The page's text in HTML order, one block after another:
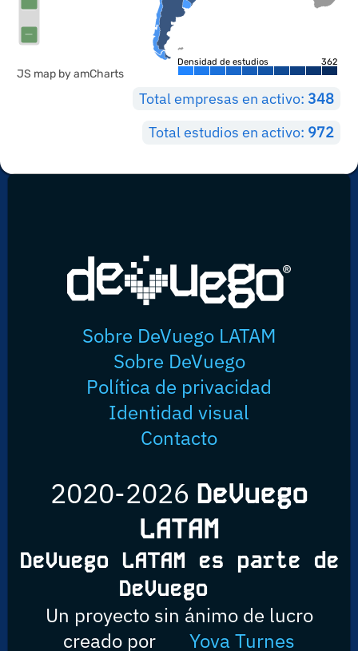
Densidad de estudios 362
JS map by amCharts
Total empresas en activo: 348
Total estudios en activo: 972
Sobre DeVuego LATAM
Sobre DeVuego
Política de privacidad
Identidad visual
Contacto
2020-2026 DeVuego
LATAM
DeVuego LATAM es parte de
DeVuego
Un proyecto sin ánimo de lucro
creado por
Yova Turnes